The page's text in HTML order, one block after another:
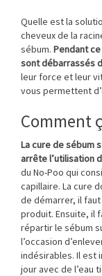
Quelle est la
cheveux de la
sébum. Pendant
sont débarrassés
leur force et leur
vous permettent
Comment
La cure de sébum
arrête l’utilisation
du No-Poo qui
capillaire. La cure
de démarrer, il
produit. Ensuite, il
répartir le sébum
l’occasion
indésirables. Il est
jour avec de l’eau